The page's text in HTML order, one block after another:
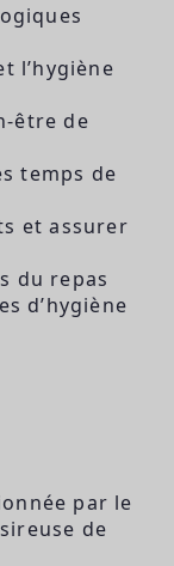
l’hygiène
être de
temps de
et assurer
du repas
d’hygiène
par le
de